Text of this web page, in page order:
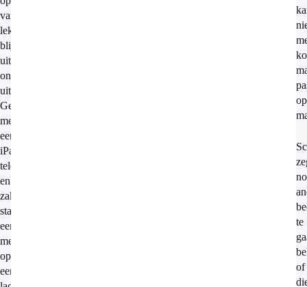
van
lekkages,
blijkt
uit
onze
uitzending.
Gewapend
met
een
iPad,
telefoon
en
zaklamp
staat
een
medewerker
op
een
op
te
of